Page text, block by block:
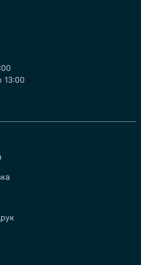
13:00